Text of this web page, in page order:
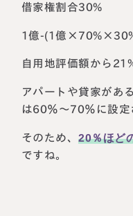
借家権割合30%
1億-(1億
自用地評価額から
アパートや貸家があ
は60％～70％に設定
そのため、20％ほど
ですね。